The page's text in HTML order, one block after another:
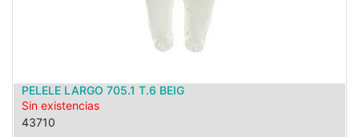
PELELE LARGO 705.1 T.6 BEIG
Sin existencias
43710